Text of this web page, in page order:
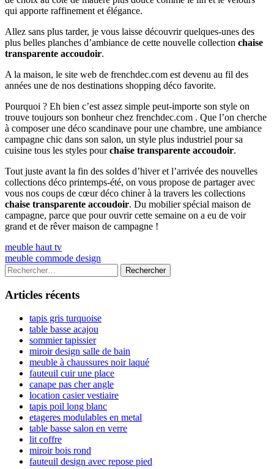
qui apporte raffinement et élégance.
Allez sans plus tarder, je vous laisse découvrir quelques-unes des
plus belles planches d’ambiance de cette nouvelle collection chaise
transparente accoudoir.
A la maison, le site web de frenchdec.com est devenu au fil des
années une de nos destinations shopping déco favorite.
Pourquoi ? Eh bien c’est assez simple peut-importe son style on
trouve toujours son bonheur chez frenchdec.com . Que l’on cherche
à composer une déco scandinave pour une chambre, une ambiance
campagne chic dans son salon, un style plus industriel pour sa
cuisine tous les styles pourchaise transparente accoudoir.
Tout juste avant la fin des soldes d’hiver et l’arrivée des nouvelles
collections déco printemps-été, on vous propose de partager avec
vous nos coups de cœur déco chiner à la travers les collections
chaise transparente accoudoir. Du mobilier spécial maison de
campagne, parce que pour ouvrir cette semaine on a eu de voir
grand et de rêver maison de campagne !
Navigation
de
l’article
Previous
article:
meuble haut tv
Next
article:
meuble commode design
Colonne
latérale
principale
Rechercher :
Articles récents
tapis gris turquoise
table basse acajou
sommier tapissier
miroir design salle de bain
meuble à chaussures noir laqué
fauteuil cuir une place
canape pas cher angle
location casier vestiaire
tapis poil long blanc
etageres modulables en metal
table basse salon en verre
lit coffre
miroir bois rond
fauteuil design avec repose pied